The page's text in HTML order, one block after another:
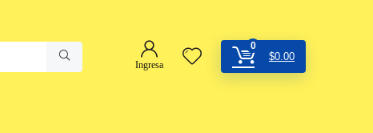
Ingresa
0
$0.00